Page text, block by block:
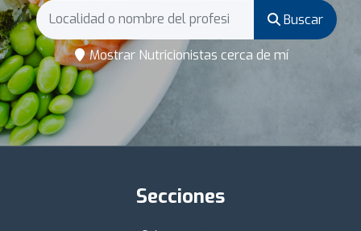
Buscar
Mostrar Nutricionistas cerca de mí
Secciones